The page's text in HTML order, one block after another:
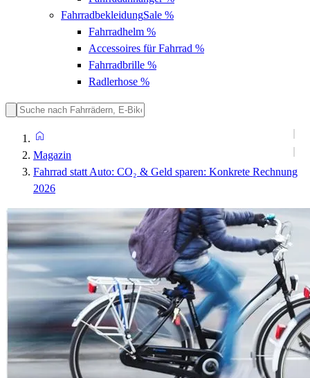
FahrradbekleidungSale %
Fahrradhelm %
Accessoires für Fahrrad %
Fahrradbrille %
Radlerhose %
Magazin
Fahrrad statt Auto: CO₂ & Geld sparen: Konkrete Rechnung
2026